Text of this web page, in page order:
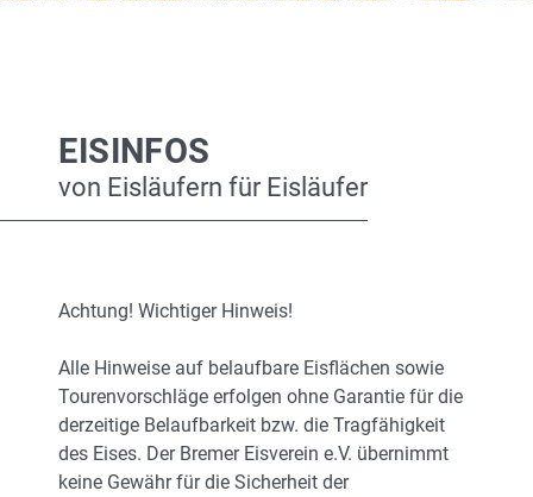
EISINFOS
von Eisläufern für Eisläufer
Achtung! Wichtiger Hinweis!
Alle Hinweise auf belaufbare Eisflächen sowie
Tourenvorschläge erfolgen ohne Garantie für die
derzeitige Belaufbarkeit bzw. die Tragfähigkeit
des Eises. Der Bremer Eisverein e.V. übernimmt
keine Gewähr für die Sicherheit der